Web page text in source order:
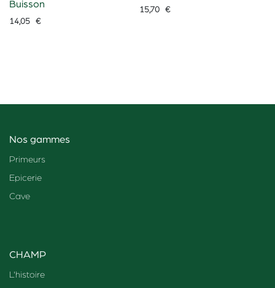
Buisson
14,05 €
15,70€
Nos gammes
Primeurs
Epicerie
Cave
CHAMP
L'histoire